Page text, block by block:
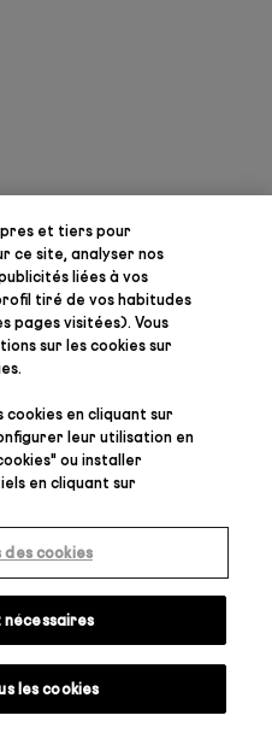
et tiers pour
ce site, analyser nos
liées à vos
tiré de vos habitudes
pages visitées). Vous
sur les cookies sur
.
en cliquant sur
leur utilisation en
" ou installer
en cliquant sur
cookies
nécessaires
les cookies